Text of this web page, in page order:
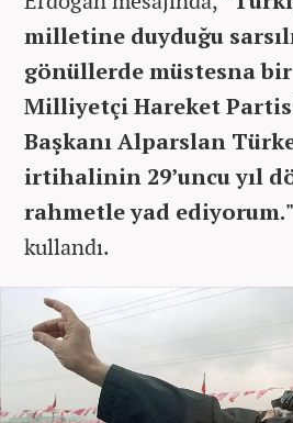
milletine duyduğu
gönüllerde müstesna
Milliyetçi Hareket
Başkanı Alparslan
irtihalinin 29’uncu yıl
rahmetle yad ediyorum."
kullandı.